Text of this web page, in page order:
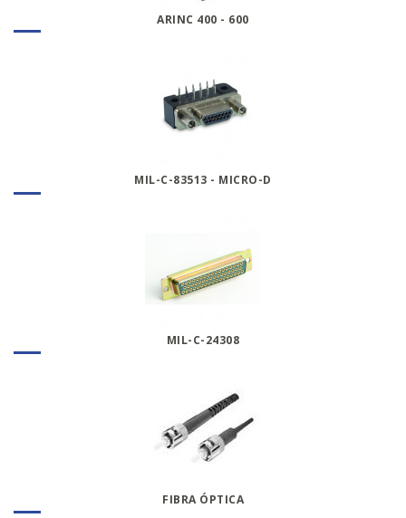
ARINC 400 - 600
MIL-C-83513 - MICRO-D
MIL-C-24308
FIBRA ÓPTICA